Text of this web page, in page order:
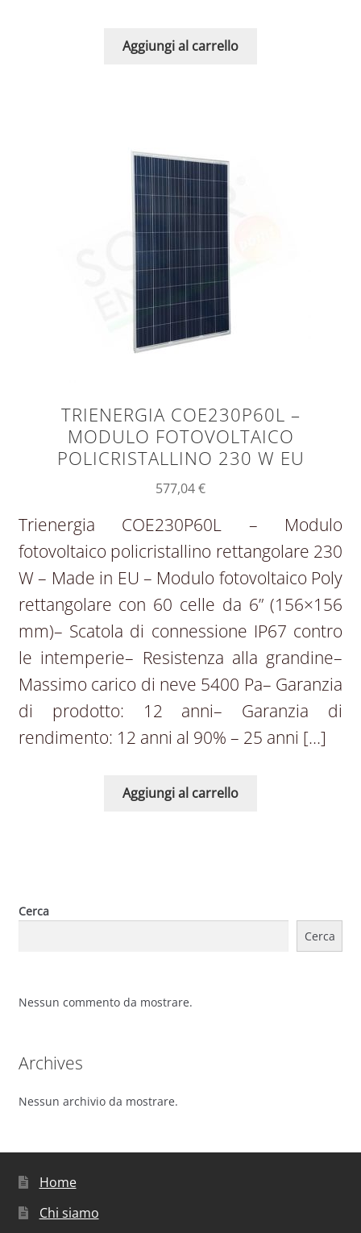
Aggiungi al carrello
TRIENERGIA COE230P60L –
MODULO FOTOVOLTAICO
POLICRISTALLINO 230 W EU
577,04€
Trienergia COE230P60L – Modulo
fotovoltaico policristallino rettangolare 230
W – Made in EU – Modulo fotovoltaico Poly
rettangolare con 60 celle da 6” (156×156
mm)– Scatola di connessione IP67 contro
le intemperie– Resistenza alla grandine–
Massimo carico di neve 5400 Pa– Garanzia
di prodotto: 12 anni– Garanzia di
rendimento: 12 anni al 90% – 25 anni […]
Aggiungi al carrello
Cerca
Cerca
Nessun commento da mostrare.
Archives
Nessun archivio da mostrare.
Home
Chi siamo